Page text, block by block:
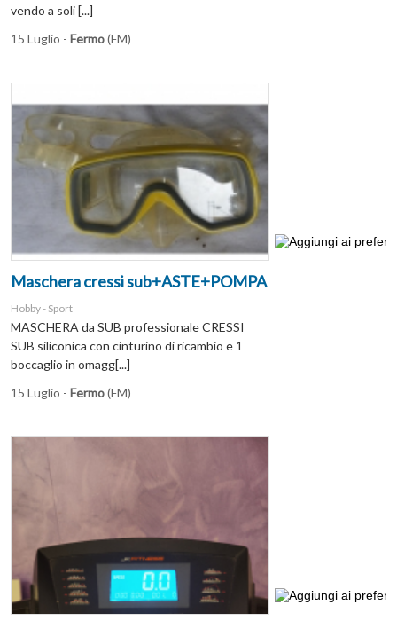
vendo a soli [...]
15 Luglio - Fermo(FM)
Maschera cressi sub+ASTE+POMPA
Hobby - Sport
MASCHERA da SUB professionale CRESSI
SUB siliconica con cinturino di ricambio e 1
boccaglio in omagg[...]
15 Luglio - Fermo(FM)